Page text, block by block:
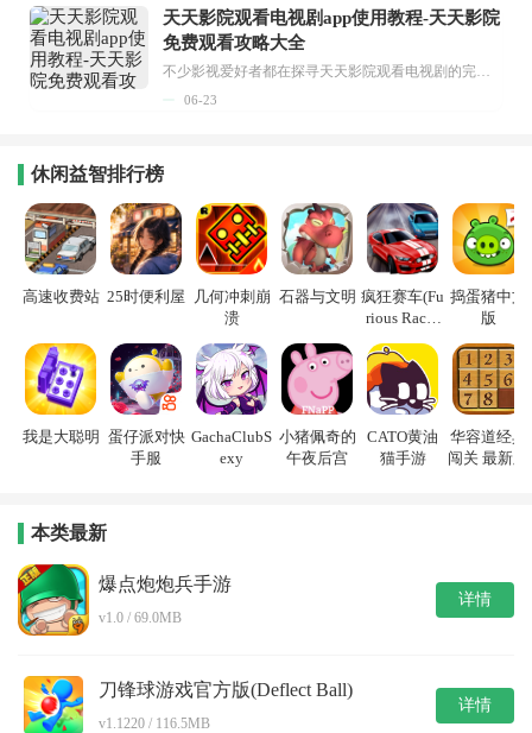
天天影院观看电视剧app使用教程-天天影院
免费观看攻略大全
不少影视爱好者都在探寻天天影院观看电视剧的完整方法，结合最新平台使用规则，本篇新手入门攻略全面讲解观看渠道、检索流程、播放设置以及画面模式调整等实用内容。全文适配手机、电脑等主流设备，步骤简洁易懂，无论是初次使用的新手，还是想要优化观影体验的用户，都能参照内容快速上手，熟练掌握平台各项操作技巧，轻松畅享影视内容。...
06-23
休闲益智排行榜
高速收费站 25时便利屋
几何冲刺崩
溃
石器与文明 疯狂赛车(Fu
rious Racin
捣蛋猪中文
版
我是大聪明 蛋仔派对快
手服
GachaClubS
exy
小猪佩奇的
午夜后宫
CATO黄油
猫手游
华容道经典
闯关 最新版
本类最新
爆点炮炮兵手游
v1.0 / 69.0MB
详情
刀锋球游戏官方版(Deflect Ball)
v1.1220 / 116.5MB
详情